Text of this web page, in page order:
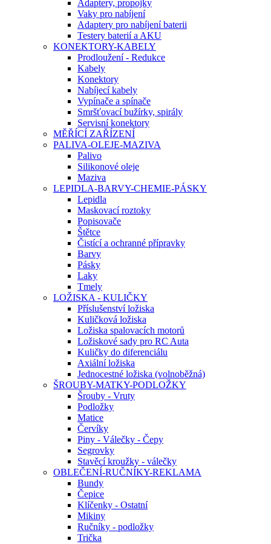
Adaptery, propojky
Vaky pro nabíjení
Adaptery pro nabíjení baterii
Testery baterií a AKU
KONEKTORY-KABELY
Prodloužení - Redukce
Kabely
Konektory
Nabíjecí kabely
Vypínače a spínače
Smršťovací bužírky, spirály
Servisní konektory
MĚŘÍCÍ ZAŘÍZENÍ
PALIVA-OLEJE-MAZIVA
Palivo
Silikonové oleje
Maziva
LEPIDLA-BARVY-CHEMIE-PÁSKY
Lepidla
Maskovací roztoky
Popisovače
Štětce
Čistící a ochranné přípravky
Barvy
Pásky
Laky
Tmely
LOŽISKA - KULIČKY
Příslušenství ložiska
Kuličková ložiska
Ložiska spalovacích motorů
Ložiskové sady pro RC Auta
Kuličky do diferenciálu
Axiální ložiska
Jednocestné ložiska (volnoběžná)
ŠROUBY-MATKY-PODLOŽKY
Šrouby - Vruty
Podložky
Matice
Červíky
Piny - Válečky - Čepy
Segrovky
Stavěcí kroužky - válečky
OBLEČENÍ-RUČNÍKY-REKLAMA
Bundy
Čepice
Klíčenky - Ostatní
Mikiny
Ručníky - podložky
Trička